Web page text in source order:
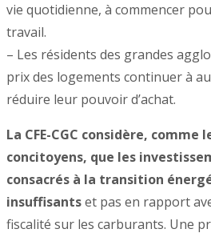
vie quotidienne, à commencer
travail.
– Les résidents des grandes
prix des logements continuer à
réduire leur pouvoir d’achat.
La CFE-CGC considère, comme
concitoyens, que les
consacrés à la transition
insuffisantset pas en rapport
fiscalité sur les carburants. Une